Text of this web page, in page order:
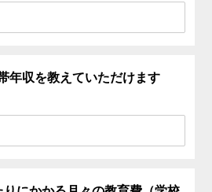
年収を教えていただけます